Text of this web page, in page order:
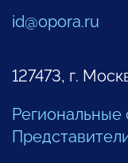
id@opora.ru
127473, г.
Региональные